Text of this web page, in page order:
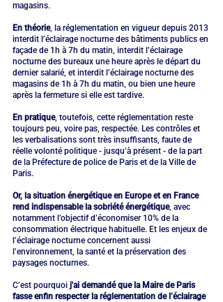
magasins.
En théorie, la réglementation en vigueur depuis 2013
interdit l’éclairage nocturne des bâtiments publics en
façade de 1h à 7h du matin, interdit l’éclairage
nocturne des bureaux une heure après le départ du
dernier salarié, et interdit l’éclairage nocturne des
magasins de 1h à 7h du matin, ou bien une heure
après la fermeture si elle est tardive.
En pratique, toutefois, cette réglementation reste
toujours peu, voire pas, respectée. Les contrôles et
les verbalisations sont très insuffisants, faute de
réelle volonté politique - jusqu’à présent - de la part
de la Préfecture de police de Paris et de la Ville de
Paris.
Or, la situation énergétique en Europe et en France
rend indispensable la sobriété énergétique, avec
notamment l’objectif d’économiser 10% de la
consommation électrique habituelle. Et les enjeux de
l’éclairage nocturne concernent aussi
l’environnement, la santé et la préservation des
paysages nocturnes.
C’est pourquoi j'ai demandé que la Maire de Paris
fasse enfin respecter la réglementation de l’éclairage